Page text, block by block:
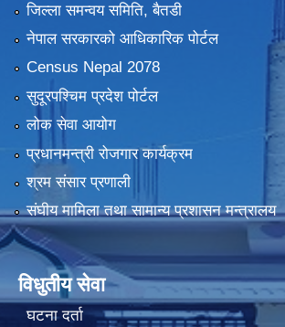
जिल्ला समन्वय समिति, बैतडी
नेपाल सरकारको आधिकारिक पोर्टल
Census Nepal 2078
सुदूरपश्चिम प्रदेश पोर्टल
लोक सेवा आयोग
प्रधानमन्त्री रोजगार कार्यक्रम
श्रम संसार प्रणाली
संघीय मामिला तथा सामान्य प्रशासन मन्त्रालय
विधुतीय सेवा
घटना दर्ता